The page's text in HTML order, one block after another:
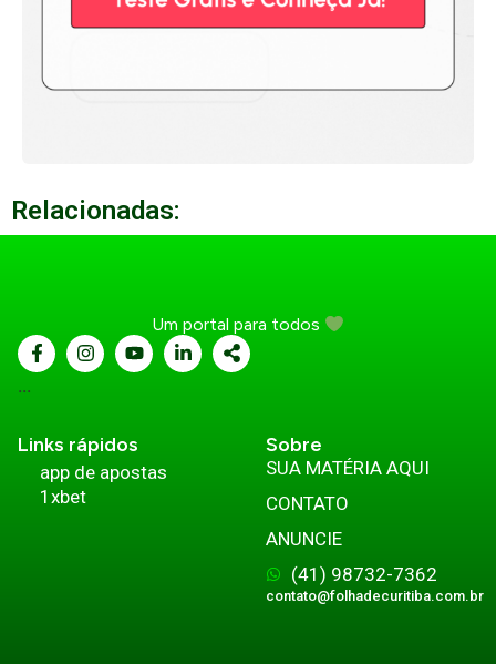
Relacionadas:
Um portal para todos
...
Links rápidos
app de apostas
1xbet
Sobre
SUA MATÉRIA AQUI
CONTATO
ANUNCIE
(41) 98732-7362
contato@folhadecuritiba.com.br